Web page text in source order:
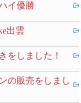
イ優勝
出雲
をしました！
の販売をしまし